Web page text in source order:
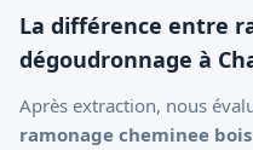
La différence entre
dégoudronnage à
Après extraction, nous
ramonage cheminee bois